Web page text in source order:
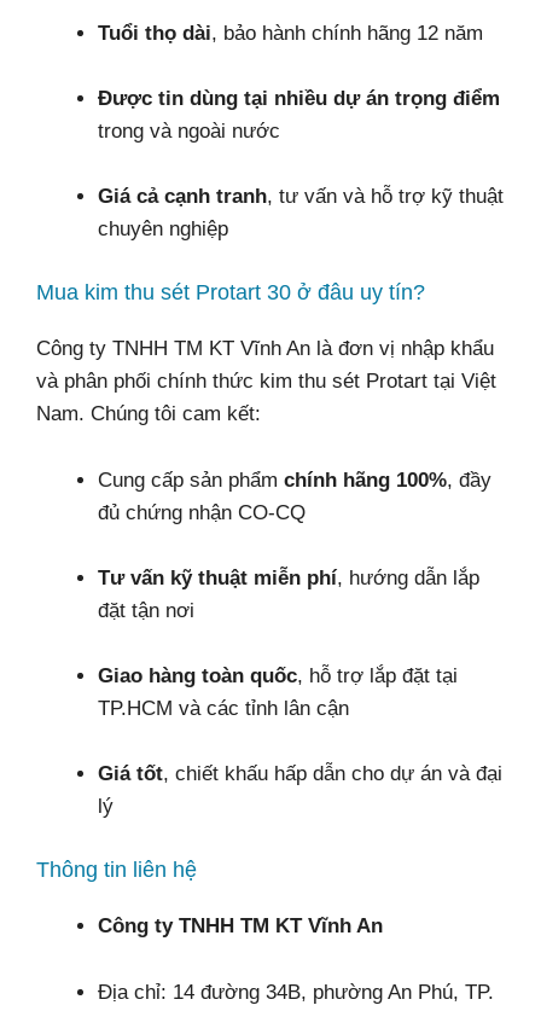
Tuổi thọ dài, bảo hành chính hãng 12 năm
Được tin dùng tại nhiều dự án trọng điểm
trong và ngoài nước
Giá cả cạnh tranh, tư vấn và hỗ trợ kỹ thuật
chuyên nghiệp
Mua kim thu sét Protart 30 ở đâu uy tín?
Công ty TNHH TM KT Vĩnh An là đơn vị nhập khẩu
và phân phối chính thức kim thu sét Protart tại Việt
Nam. Chúng tôi cam kết:
Cung cấp sản phẩm chính hãng 100%, đầy
đủ chứng nhận CO-CQ
Tư vấn kỹ thuật miễn phí, hướng dẫn lắp
đặt tận nơi
Giao hàng toàn quốc, hỗ trợ lắp đặt tại
TP.HCM và các tỉnh lân cận
Giá tốt, chiết khấu hấp dẫn cho dự án và đại
lý
Thông tin liên hệ
Công ty TNHH TM KT Vĩnh An
Địa chỉ: 14 đường 34B, phường An Phú, TP.